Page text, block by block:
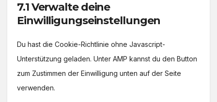
7.1 Verwalte deine
Einwilligungseinstellungen
Du hast die Cookie-Richtlinie ohne Javascript-
Unterstützung geladen. Unter AMP kannst du den Button
zum Zustimmen der Einwilligung unten auf der Seite
verwenden.